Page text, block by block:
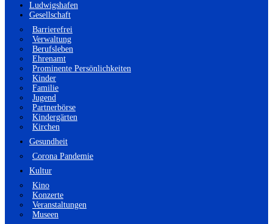
Ludwigshafen
Gesellschaft
Barrierefrei
Verwaltung
Berufsleben
Ehrenamt
Prominente Persönlichkeiten
Kinder
Familie
Jugend
Partnerbörse
Kindergärten
Kirchen
Gesundheit
Corona Pandemie
Kultur
Kino
Konzerte
Veranstaltungen
Museen